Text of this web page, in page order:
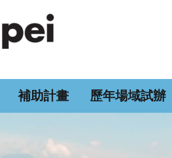
補助計畫 歷年場域試辦